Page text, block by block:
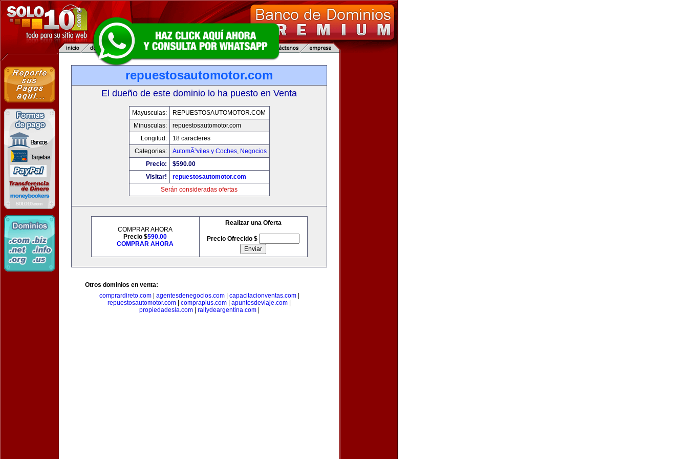
repuestosautomotor.com
El dueño de este dominio lo ha puesto en Venta
Mayusculas:
REPUESTOSAUTOMOTOR.COM
Minusculas:
repuestosautomotor.com
Longitud:
18 caracteres
Categorias:
AutomÃ³viles y Coches, Negocios
Precio:
$590.00
Visitar!
repuestosautomotor.com
Serán consideradas ofertas
COMPRAR AHORA
Precio $590.00
COMPRAR AHORA
Realizar una Oferta
Precio Ofrecido $
Otros dominios en venta:
comprardireto.com| agentesdenegocios.com| capacitacionventas.com|
repuestosautomotor.com
compraplus.com apuntesdeviaje.com
propiedadesla.com| rallydeargentina.com|